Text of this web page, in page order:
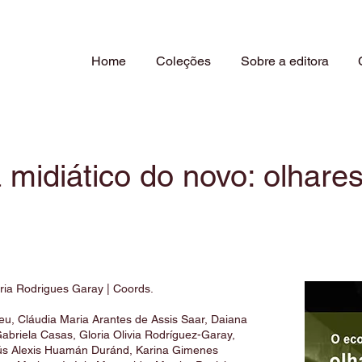
Home Coleções Sobre a editora
do novo:
Rodrigues Garay | Coords.
Cláudia Maria Arantes de Assis Saar, Daiana
Casas, Gloria Olivia Rodríguez-Garay,
Alexis Huamán Duránd, Karina Gimenes